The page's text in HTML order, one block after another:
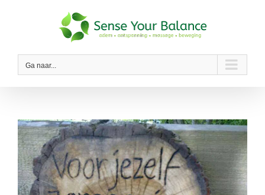
Ga naar...